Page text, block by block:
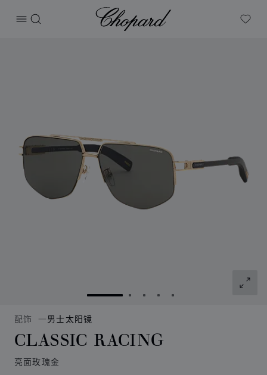
打开菜单
搜索
Chopard
My
转到幻灯片 1转到幻灯片 2
转到幻灯片 3
转到幻灯片 4
转到幻灯片 5
配饰 男士太阳镜
CLASSIC RACING
亮面玫瑰金